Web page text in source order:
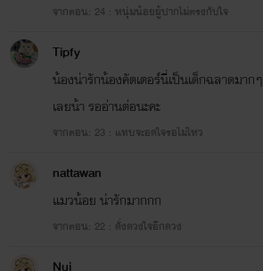
จากตอน: 24 : หนุ่มน้อยผู้ปากไม่ตรงกับใจ
Tipfy
น้องน่ารักน้องคัตเตอร์นี่เป็นเด็กฉลาดมากๆ
เลยน้า รออ่านต่อนะคะ
จากตอน: 23 : แทบจะอดใจรอไม่ไหว
nattawan
แมวน้อย น่ารักมากกก
จากตอน: 22 : ดั่งดวงใจอีกดวง
Nui